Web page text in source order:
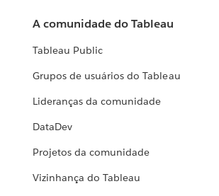
A comunidade do Tableau
Tableau Public
Grupos de usuários do Tableau
Lideranças da comunidade
DataDev
Projetos da comunidade
Vizinhança do Tableau